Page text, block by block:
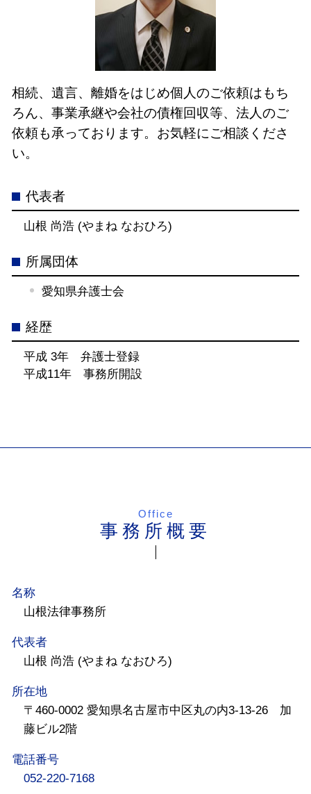
相続、遺言、離婚をはじめ個人のご依頼はもち
ろん、事業承継や会社の債権回収等、法人のご
依頼も承っております。お気軽にご相談くださ
い。
代表者
山根 尚浩 (やまね なおひろ)
所属団体
愛知県弁護士会
経歴
平成 3年 弁護士登録
平成11年 事務所開設
Office
事務所概要
名称
山根法律事務所
代表者
山根 尚浩 (やまね なおひろ)
所在地
〒460-0002 愛知県名古屋市中区丸の内3-13-26 加
藤ビル2階
電話番号
052-220-7168